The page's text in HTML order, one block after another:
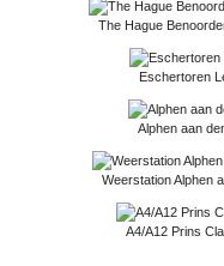
The Hague
Eschertoren
Alphen aan
Weerstation Alphen
A4/A12 Prins